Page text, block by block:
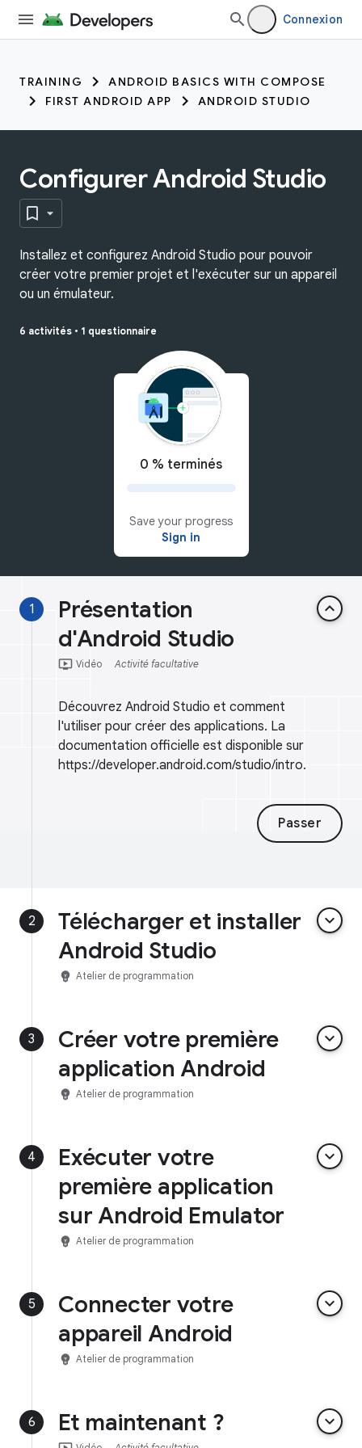
Connexion
TRAINING
ANDROID BASICS WITH COMPOSE
FIRST ANDROID APP
ANDROID STUDIO
Configurer Android Studio
Installez et configurez Android Studio pour pouvoir
créer votre premier projet et l'exécuter sur un appareil
ou un émulateur.
6 activités • 1 questionnaire
0 % terminés
Save your progress
Sign in
1
Présentation
d'Android Studio
keyboard_arrow_up
ondemand_video Vidéo Activité facultative
Découvrez Android Studio et comment
l'utiliser pour créer des applications. La
documentation officielle est disponible sur
https://developer.android.com/studio/intro.
Passer
2
Télécharger et installer
Android Studio
keyboard_arrow_down
emoji_objects Atelier de programmation
3
Créer votre première
application Android
keyboard_arrow_down
emoji_objects Atelier de programmation
4
Exécuter votre
première application
sur Android Emulator
keyboard_arrow_down
emoji_objects Atelier de programmation
5
Connecter votre
appareil Android
keyboard_arrow_down
emoji_objects Atelier de programmation
6 Et maintenant ? keyboard_arrow_down